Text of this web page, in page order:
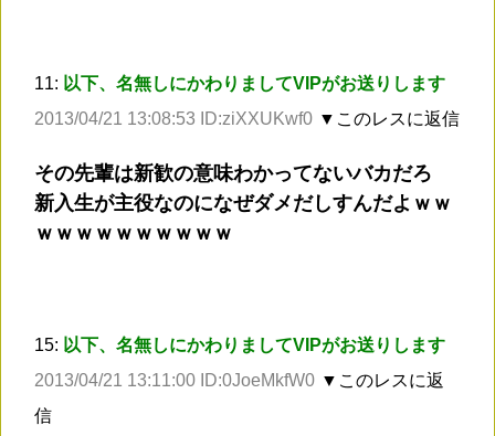
11: 以下、名無しにかわりましてVIPがお送りします
2013/04/21 13:08:53 ID:ziXXUKwf0 ▼このレスに返信
その先輩は新歓の意味わかってないバカだろ
新入生が主役なのになぜダメだしすんだよｗｗ
ｗｗｗｗｗｗｗｗｗｗ
15: 以下、名無しにかわりましてVIPがお送りします
2013/04/21 13:11:00 ID:0JoeMkfW0 ▼このレスに返
信